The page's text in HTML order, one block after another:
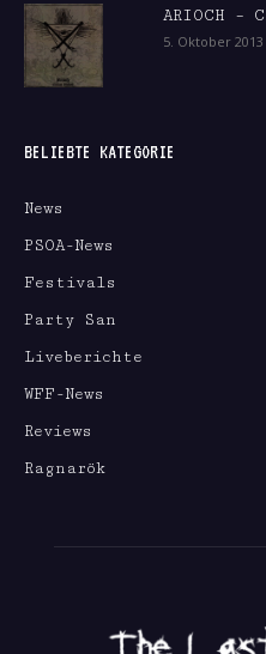
ARIOCH
5. Oktober 2013
BELIEBTE KATEGORIE
News
PSOA-News
Festivals
Party San
Liveberichte
WFF-News
Reviews
Ragnarök